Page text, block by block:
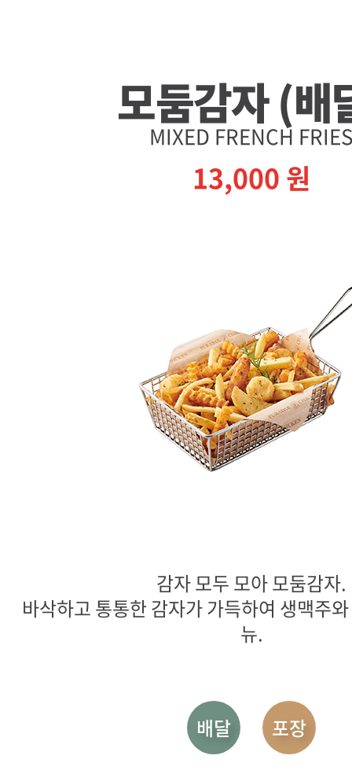
모둠감자 (배
MIXED FRENCH
13,000 원
감자 모두 모아 모둠감자.
바삭하고 통통한 감자가 가득하여 생맥주
뉴.
배달 포장